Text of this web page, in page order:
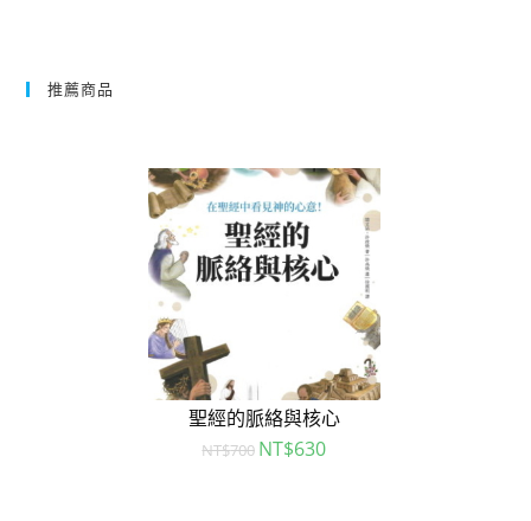
推薦商品
聖經的脈絡與核心
NT$700 NT$630